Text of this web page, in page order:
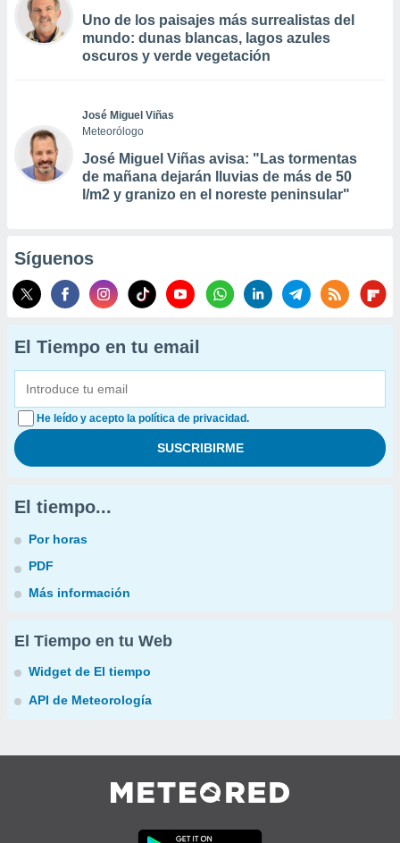
Uno de los paisajes más surrealistas del
mundo: dunas blancas, lagos azules
oscuros y verde vegetación
José Miguel Viñas
Meteorólogo
José Miguel Viñas avisa: "Las tormentas
de mañana dejarán lluvias de más de 50
l/m2 y granizo en el noreste peninsular"
Síguenos
El Tiempo en tu email
He leído y acepto la política de privacidad.
El tiempo...
Por horas
PDF
Más información
El Tiempo en tu Web
Widget de El tiempo
API de Meteorología